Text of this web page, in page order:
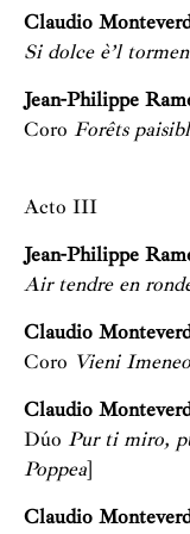
Claudio
Si dolce è’l
Jean-Philippe
Coro Forêts
Acto III
Jean-Philippe
Air tendre en
Claudio
Coro Vieni
Claudio
Dúo Pur ti miro,
Poppea]
Claudio